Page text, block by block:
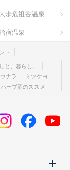
歩危祖谷温泉
宿温泉
ト
と、暮らし。
ナラ
ミツケヨ
ハーブ酒のススメ